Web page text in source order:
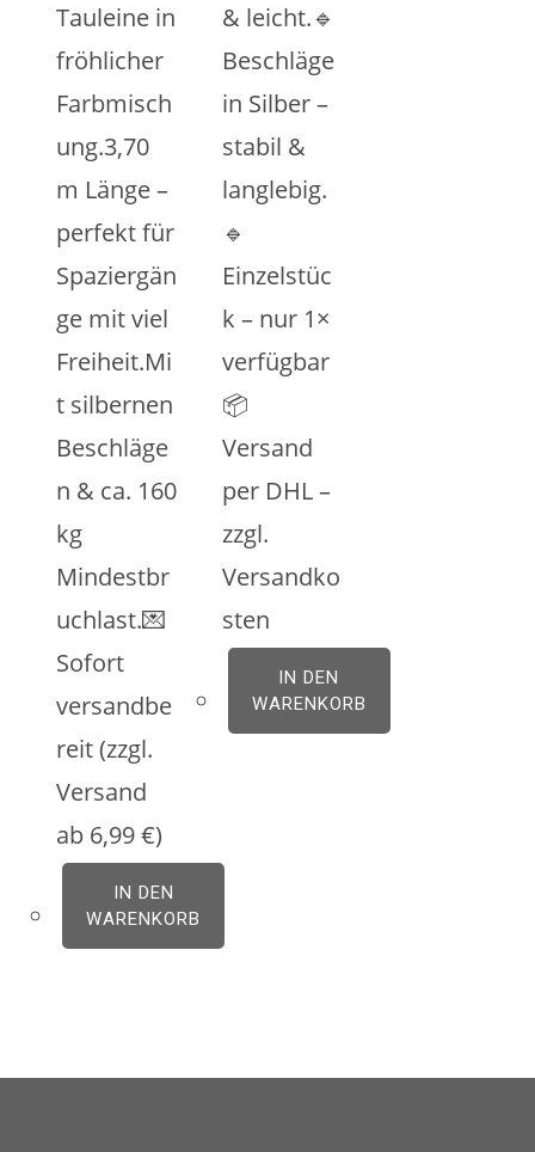
Tauleine in
fröhlicher
Farbmisch
ung.3,70
m Länge –
perfekt für
Spaziergän
ge mit viel
Freiheit.Mi
t silbernen
Beschläge
n & ca. 160
kg
Mindestbr
uchlast.💌
Sofort
versandbe
reit (zzgl.
Versand
ab 6,99 €)
IN DEN
WARENKORB
& leicht.🔹
Beschläge
in Silber –
stabil &
langlebig.
🔹
Einzelstüc
k – nur 1×
verfügbar
📦
Versand
per DHL –
zzgl.
Versandko
sten
IN DEN
WARENKORB